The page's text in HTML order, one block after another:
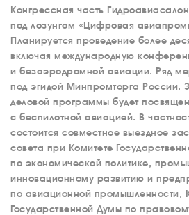
Конгрессная часть
под лозунгом «Цифровая
Планируется проведение более
включая международную
и безаэродромной авиации. Ряд
под эгидой Минпромторга России.
деловой программы будет
с беспилотной авиацией. В
состоится совместное выездное
совета при Комитете
по экономической политике,
инновационному развитию и
по авиационной промышленности,
Государственной Думы по